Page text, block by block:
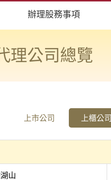
辦理股務事項
理公司總覽
上市公司 上櫃公司
湖山